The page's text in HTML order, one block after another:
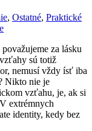
, Ostatné, Praktické
za lásku
sú totiž
nemusí vždy ísť iba
Nikto nie je
vzťahu, je, ak si
extrémnych
identity, kedy bez